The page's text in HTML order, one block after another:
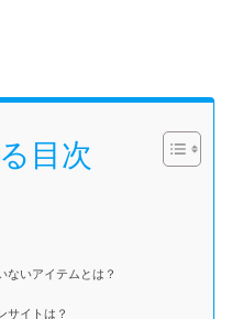
目次
ないアイテムとは？
サイトは？